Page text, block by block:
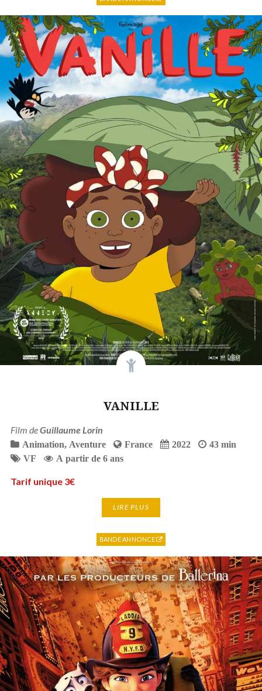
VANILLE
Film deGuillaume Lorin
Animation, Aventure France 2022
43 min
VF
A partir de 6 ans
Tarif unique 3€
LIRE PLUS
BANDE ANNONCE